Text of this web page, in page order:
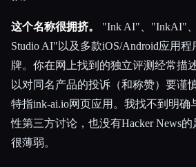
这个名称很拥挤。
"Ink AI"、"InkAI"
Studio AI"以及多款iOS/Android应用
牌。你在网上找到的独立评测经常描
以对同名产品的投诉（和称赞）要
特指ink-ai.io网页应用。我找不到明确
性第三方讨论，也没有Hacker News
很薄弱。